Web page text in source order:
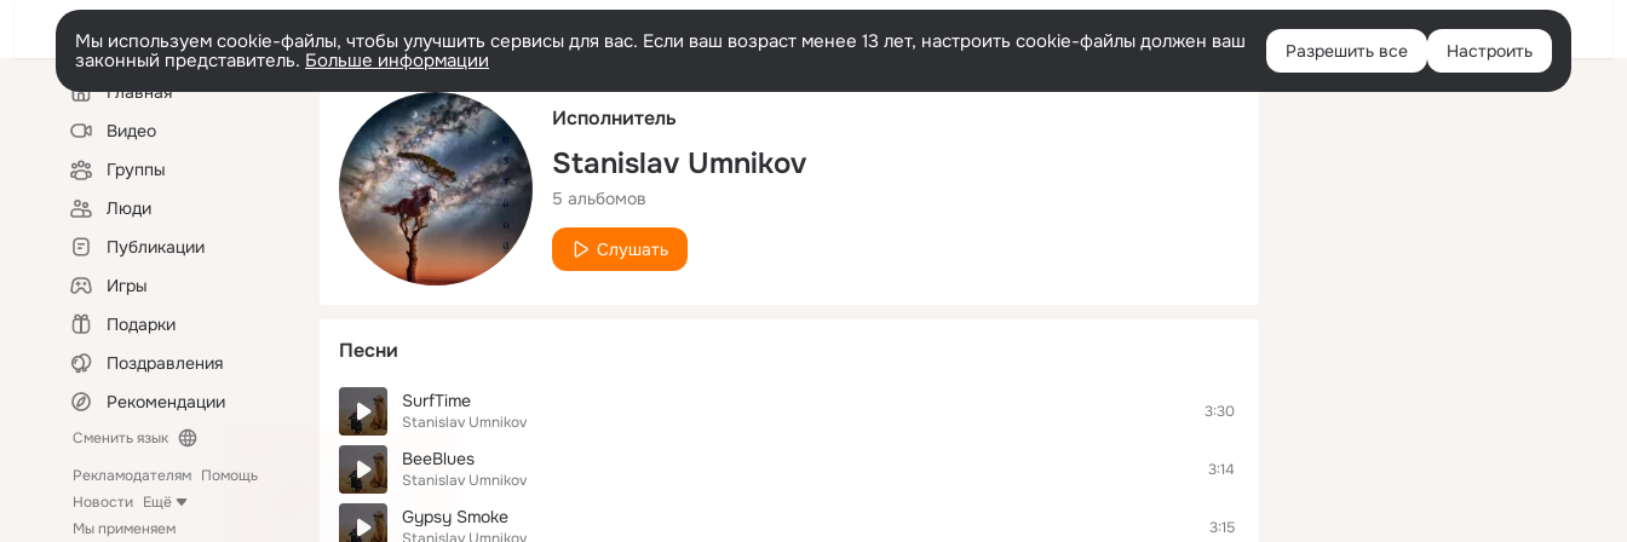
Русский Войти
Мы используем cookie-файлы, чтобы улучшить сервисы для вас. Если ваш возраст менее 13 лет, настроить cookie-файлы должен ваш
законный представитель. Больше информации Разрешить все Настроить
Левая
колонкаГлавная
Видео
Группы
Люди
Публикации
Игры
Подарки
Поздравления
Рекомендации
Сменить язык
Рекламодателям Помощь
Новости Ещё
Мы применяем
Исполнитель
Stanislav Umnikov
5 альбомов
Слушать
Песни
SurfTime
Stanislav Umnikov
3:30
BeeBlues
Stanislav Umnikov
3:14
Gypsy Smoke 3:15